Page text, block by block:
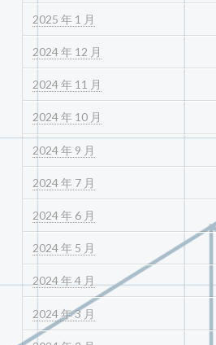
2025 年 1 月
2024 年 12 月
2024 年 11 月
2024 年 10 月
2024 年 9 月
2024 年 7 月
2024 年 6 月
2024 年 5 月
2024 年 4 月
2024 年 3 月